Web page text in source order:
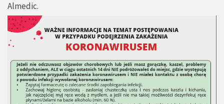
Almedic.